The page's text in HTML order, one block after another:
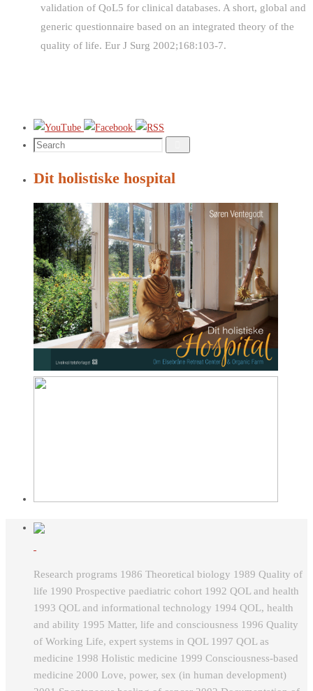
validation of QoL5 for clinical databases. A short, global and
generic questionnaire based on an integrated theory of the
quality of life. Eur J Surg 2002;168:103-7.
Search
Dit holistiske hospital
Research programs 1986 Theoretical biology 1989 Quality of
life 1990 Prospective paediatric cohort 1992 QOL and health
1993 QOL and informational technology 1994 QOL, health
and ability 1995 Matter, life and consciousness 1996 Quality
of Working Life, expert systems in QOL 1997 QOL as
medicine 1998 Holistic medicine 1999 Consciousness-based
medicine 2000 Love, power, sex (in human development)